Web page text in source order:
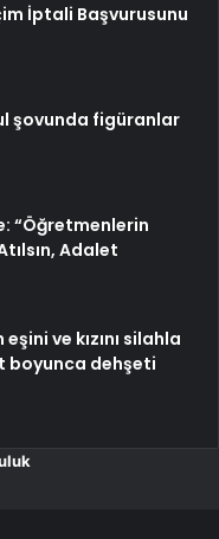
İptali Başvurusunu
şovunda figüranlar
“Öğretmenlerin
Adalet
ve kızını silahla
boyunca dehşeti